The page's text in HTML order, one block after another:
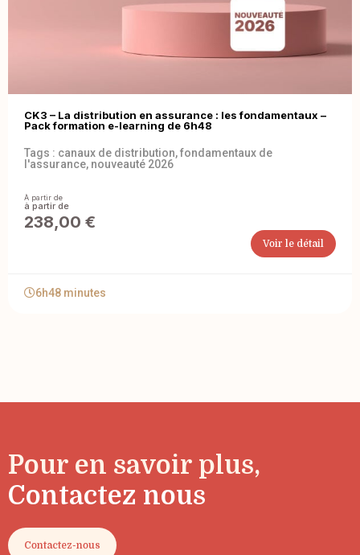
CK3 – La distribution en assurance : les fondamentaux –
Pack formation e-learning de 6h48
Tags : canaux de distribution,fondamentaux de
l'assurance, nouveauté 2026
À partir de
238,00 €
Voir le détail
6h48 minutes
Pour en savoir plus,
Contactez nous
Contactez-nous